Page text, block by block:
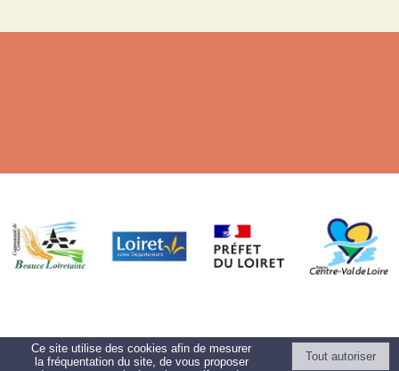
Ce site utilise des cookies afin de mesurer
la fréquentation du site, de vous proposer